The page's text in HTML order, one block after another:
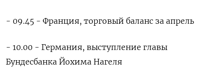
- 09.45 - Франция, торговый баланс за апрель
- 10.00 - Германия, выступление главы
Бундесбанка Йохима Нагеля